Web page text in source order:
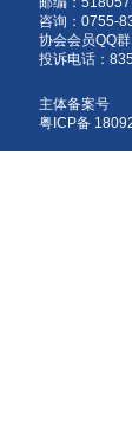
咨询：0755-
协会会员QQ
投诉电话：
主体备案号
粤ICP备